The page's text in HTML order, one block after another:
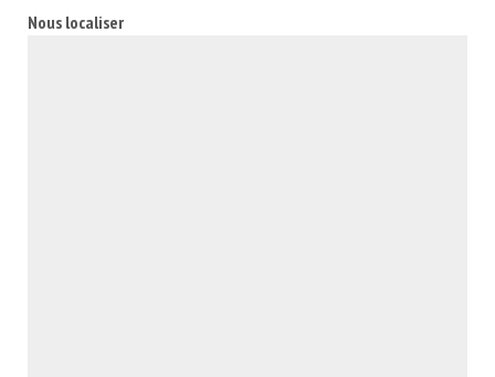
78620, vous pouvez appeler MB Toiture pour réaliser la peinture
Nous localiser